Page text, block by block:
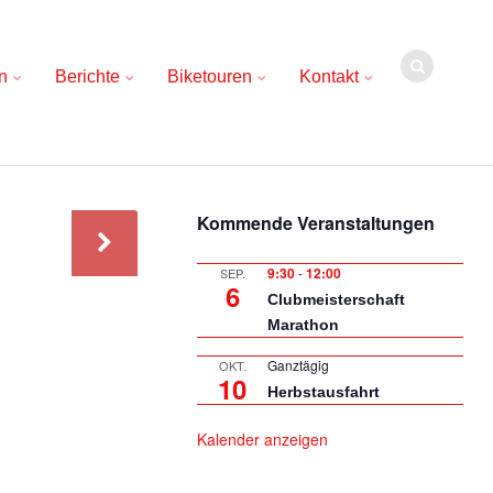
Berichte Biketouren Kontakt
Kommende Veranstaltungen
SEP.
6
9:30-12:00
Clubmeisterschaft
Marathon
OKT.
10
Ganztägig
Herbstausfahrt
Kalender anzeigen